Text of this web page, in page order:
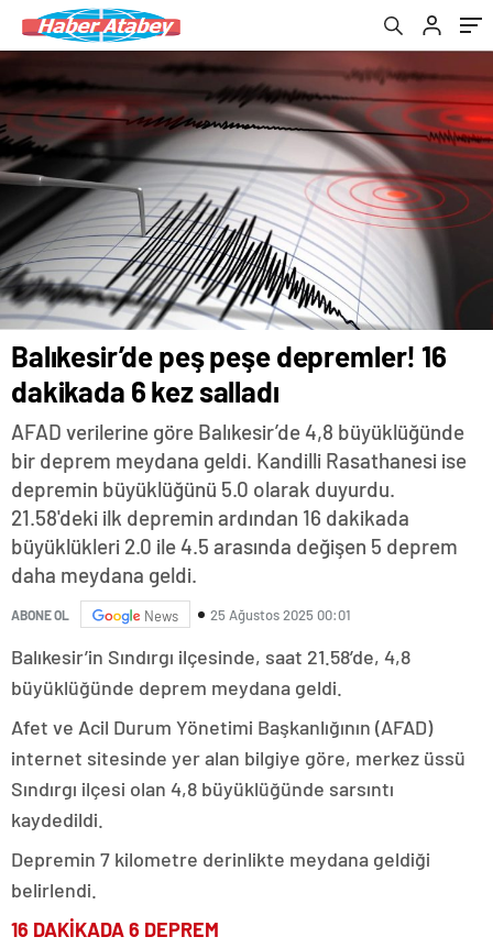
Balıkesir’de peş peşe depremler! 16
dakikada 6 kez salladı
AFAD verilerine göre Balıkesir’de 4,8 büyüklüğünde
bir deprem meydana geldi. Kandilli Rasathanesi ise
depremin büyüklüğünü 5.0 olarak duyurdu.
21.58'deki ilk depremin ardından 16 dakikada
büyüklükleri 2.0 ile 4.5 arasında değişen 5 deprem
daha meydana geldi.
ABONE OL News 25 Ağustos 2025 00:01
Balıkesir’in Sındırgı ilçesinde, saat 21.58’de, 4,8
büyüklüğünde deprem meydana geldi.
Afet ve Acil Durum Yönetimi Başkanlığının (AFAD)
internet sitesinde yer alan bilgiye göre, merkez üssü
Sındırgı ilçesi olan 4,8 büyüklüğünde sarsıntı
kaydedildi.
Depremin 7 kilometre derinlikte meydana geldiği
belirlendi.
16 DAKİKADA 6 DEPREM